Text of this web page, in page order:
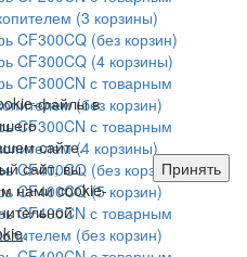
(3 корзины)
CF300CQ (без корзин)
CF300CQ (4 корзины)
CF300CN с товарным
(без корзин)
CF300CN с товарным
(4 корзины)
CF400CQ (без корзин)
CF400CQ (5 корзин)
CF400CN с товарным
(без корзин)
файлы в
сайте.
сайт, вы
нами cookie-
.
Принять